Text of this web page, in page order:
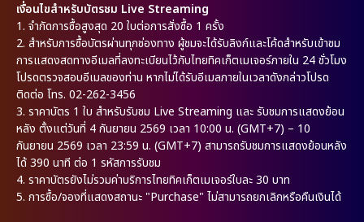
เงื่อนไขสำหรับบัตรชม Live Streaming
1. จำกัดการซื้อสูงสุด 20 ใบต่อการสั่งซื้อ 1 ครั้ง
2. สำหรับการซื้อบัตรผ่านทุกช่องทาง ผู้ชมจะได้รับลิงก์และโค้ดสำหรับเข้าชม
การแสดงสดทางอีเมลที่ลงทะเบียนไว้กับไทยทิคเก็ตเมเจอร์ภายใน 24 ชั่วโมง
โปรดตรวจสอบอีเมลของท่าน หากไม่ได้รับอีเมลภายในเวลาดังกล่าวโปรด
ติดต่อ โทร. 02-262-3456
3. ราคาบัตร 1 ใบ สำหรับรับชม Live Streaming และ รับชมการแสดงย้อน
หลัง ตั้งแต่วันที่ 4 กันยายน 2569 เวลา 10:00 น. (GMT+7) – 10
กันยายน 2569 เวลา 23:59 น. (GMT+7) สามารถรับชมการแสดงย้อนหลัง
ได้ 390 นาที ต่อ 1 รหัสการรับชม
4. ราคาบัตรยังไม่รวมค่าบริการไทยทิคเก็ตเมเจอร์ใบละ 30 บาท
5. การซื้อ/จองที่แสดงสถานะ "Purchase" ไม่สามารถยกเลิกหรือคืนเงินได้